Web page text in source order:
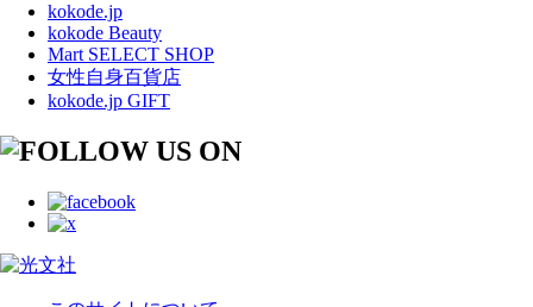
kokode.jp
kokode Beauty
Mart SELECT SHOP
女性自身百貨店
kokode.jp GIFT